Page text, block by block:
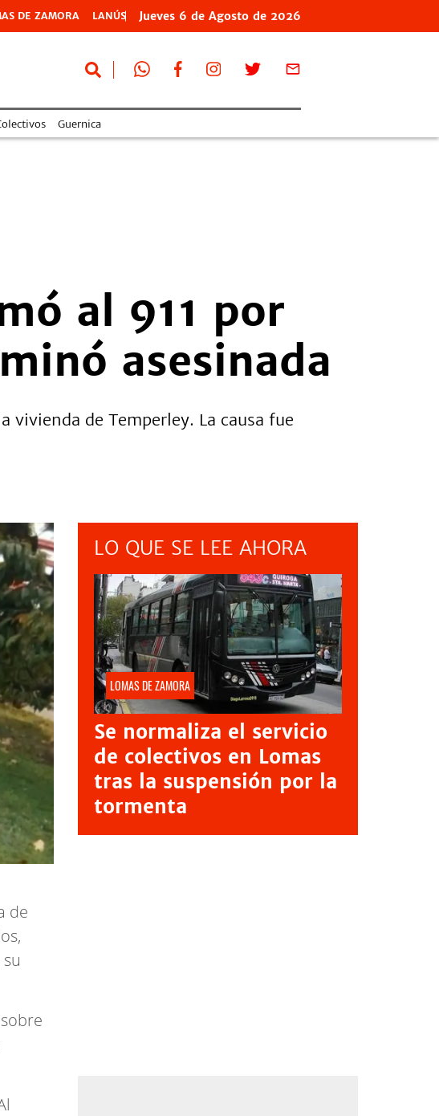
DE ZAMORA LANÚS Jueves 6 de Agosto de 2026
Guernica
al 911 por
asesinada
vivienda de Temperley. La causa fue
de
LO QUE SE LEE AHORA
LOMAS DE ZAMORA
Se normaliza el servicio
de colectivos en Lomas
tras la suspensión por la
tormenta